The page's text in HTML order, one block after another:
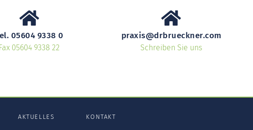
05604 9338 0
05604 9338 22
praxis@drbrueckner.com
Schreiben Sie uns
AKTUELLES KONTAKT